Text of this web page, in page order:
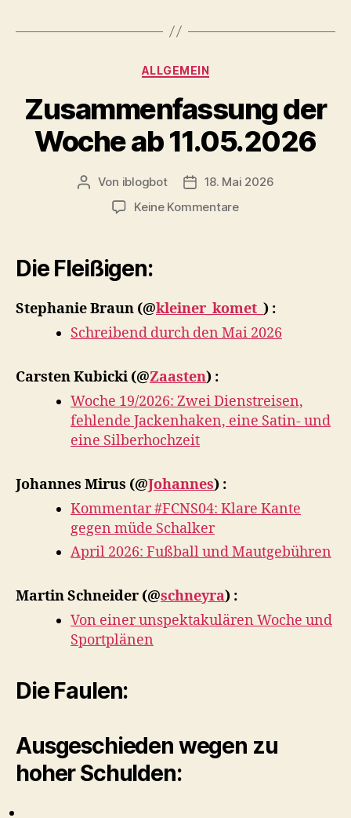
Kategorien
ALLGEMEIN
Zusammenfassung der
Woche ab 11.05.2026
Beitragsautor
Von iblogbot Veröffentlichungsdatum
18. Mai 2026
Keine Kommentarezu
Die Fleißigen:
Stephanie Braun (@kleiner_komet_ ) :
Schreibend durch den Mai 2026
Carsten Kubicki (@Zaasten) :
Woche 19/2026: Zwei Dienstreisen,
fehlende Jackenhaken, eine Satin- und
eine Silberhochzeit
Johannes Mirus (@Johannes) :
Kommentar #FCNS04: Klare Kante
gegen müde Schalker
April 2026: Fußball und Mautgebühren
Martin Schneider (@schneyra) :
Von einer unspektakulären Woche und
Sportplänen
Die Faulen:
Ausgeschieden wegen zu
hoher Schulden: